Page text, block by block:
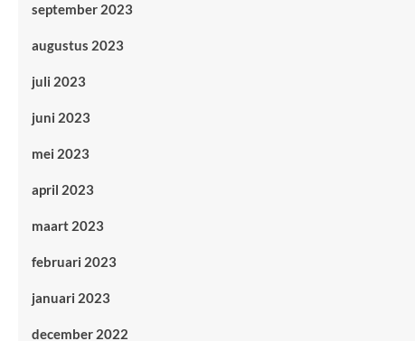
september 2023
augustus 2023
juli 2023
juni 2023
mei 2023
april 2023
maart 2023
februari 2023
januari 2023
december 2022